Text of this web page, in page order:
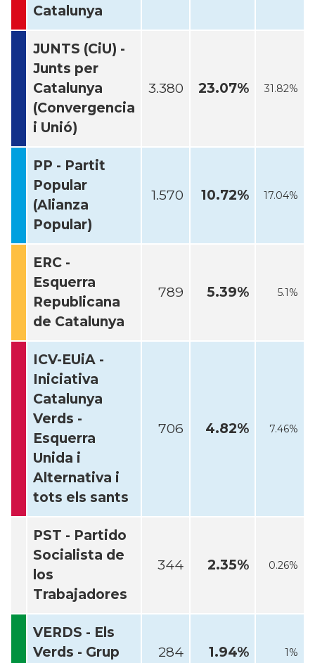
Catalunya
JUNTS (CiU) -
Junts per
Catalunya
(Convergencia
i Unió)
3.380 23.07% 31.82%
PP - Partit
Popular
(Alianza
Popular)
1.570 10.72% 17.04%
ERC -
Esquerra
Republicana
de Catalunya
789 5.39% 5.1%
ICV-EUiA -
Iniciativa
Catalunya
Verds -
Esquerra
Unida i
Alternativa i
tots els sants
706 4.82% 7.46%
PST - Partido
Socialista de
los
Trabajadores
344 2.35% 0.26%
VERDS - Els
Verds - Grup
284 1.94% 1%